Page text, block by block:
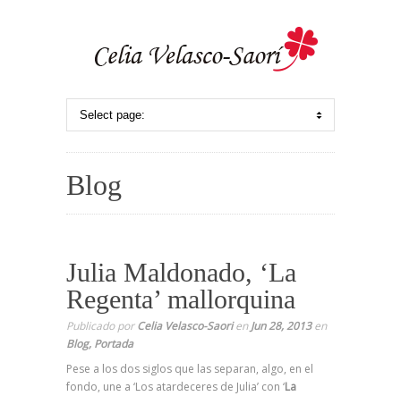
Blog
Julia Maldonado, ‘La
Regenta’ mallorquina
Publicado porCelia Velasco-SaorienJun 28, 2013en
Blog, Portada
Pese a los dos siglos que las separan, algo, en el
fondo, une a ‘Los atardeceres de Julia’ con ‘La